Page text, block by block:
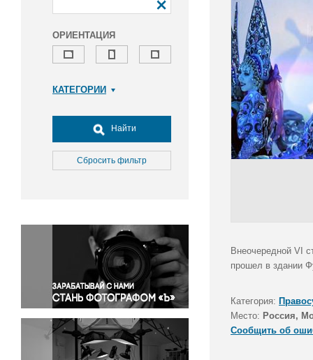
ОРИЕНТАЦИЯ
КАТЕГОРИИ
Досуг, туризм и отдых
Культура
Медицина
Окружающая среда
Политика
Правосудие
Происшествия и конфликты
Религия
Светская жизнь
Спорт
Экология
Найти
Сбросить фильтр
Внеочередной VI
прошел в здании
Категория:
Место: Россия,
Сообщить об